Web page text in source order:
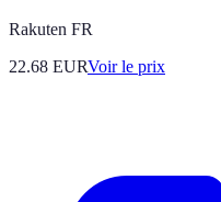
Rakuten FR
22.68 EURVoir le prix